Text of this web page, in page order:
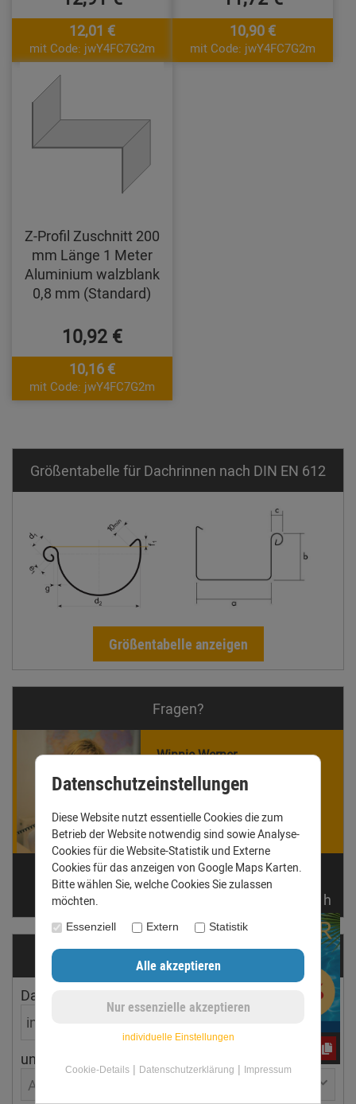
12,01 €
mit Code: jwY4FC7G2m
10,90 €
mit Code: jwY4FC7G2m
Z-Profil Zuschnitt 200
mm Länge 1 Meter
Aluminium walzblank
0,8 mm (Standard)
10,92 €
10,16 €
mit Code: jwY4FC7G2m
Größentabelle für Dachrinnen nach DIN EN 612
Größentabelle anzeigen
Fragen?
Winnie Werner
ist für Dich da!
Gern beantworten wir Deine
schreib eine E-Mail.
Telefon: +49 (0) 3431 6060510
anfrage@dachrinnen-shop.de
Dachrinnen­ermittler
Dachfläche
ungefährer Ort
Aachen
h
Datenschutzeinstellungen
Diese Website nutzt essentielle Cookies die zum
Betrieb der Website notwendig sind sowie Analyse-
Cookies für die Website-Statistik und Externe
Cookies für das anzeigen von Google Maps Karten.
Bitte wählen Sie, welche Cookies Sie zulassen
möchten.
Essenziell Extern Statistik
individuelle Einstellungen
Cookie-Details| Datenschutzerklärung | Impressum